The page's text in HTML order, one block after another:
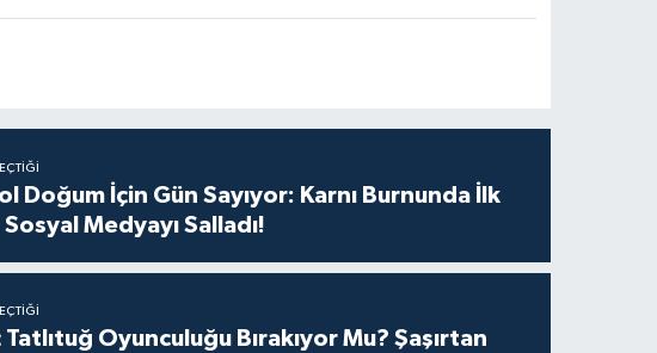
Doğum İçin Gün Sayıyor: Karnı Burnunda İlk
Medyayı Salladı!
Tatlıtuğ Oyunculuğu Bırakıyor Mu? Şaşırtan